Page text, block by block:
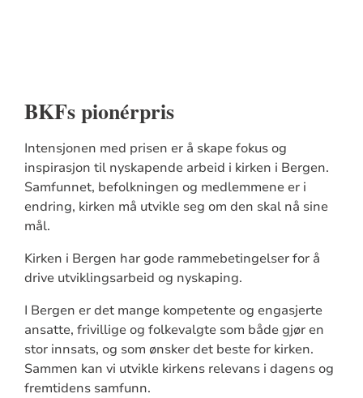
BKFs pionérpris
Intensjonen med prisen er å skape fokus og
inspirasjon til nyskapende arbeid i kirken i Bergen.
Samfunnet, befolkningen og medlemmene er i
endring, kirken må utvikle seg om den skal nå sine
mål.
Kirken i Bergen har gode rammebetingelser for å
drive utviklingsarbeid og nyskaping.
I Bergen er det mange kompetente og engasjerte
ansatte, frivillige og folkevalgte som både gjør en
stor innsats, og som ønsker det beste for kirken.
Sammen kan vi utvikle kirkens relevans i dagens og
fremtidens samfunn.